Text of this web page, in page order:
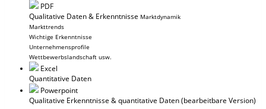
PDF
Qualitative Daten & Erkenntnisse Marktdynamik
Markttrends
Wichtige Erkenntnisse
Unternehmensprofile
Wettbewerbslandschaft usw.
Excel
Quantitative Daten
Powerpoint
Qualitative Erkenntnisse & quantitative Daten(bearbeitbare Version)